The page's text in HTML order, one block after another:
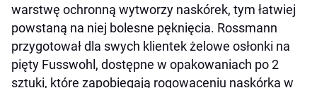
warstwę ochronną wytworzy naskórek, tym łatwiej
powstaną na niej bolesne pęknięcia. Rossmann
przygotował dla swych klientek żelowe osłonki na
pięty Fusswohl, dostępne w opakowaniach po 2
sztuki, które zapobiegają rogowaceniu naskórka w